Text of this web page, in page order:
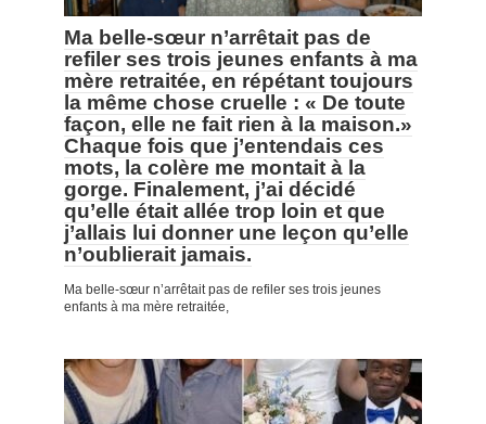
Ma belle-sœur n’arrêtait pas de
refiler ses trois jeunes enfants à ma
mère retraitée, en répétant toujours
la même chose cruelle : « De toute
façon, elle ne fait rien à la maison.»
Chaque fois que j’entendais ces
mots, la colère me montait à la
gorge. Finalement, j’ai décidé
qu’elle était allée trop loin et que
j’allais lui donner une leçon qu’elle
n’oublierait jamais.
Ma belle-sœur n’arrêtait pas de refiler ses trois jeunes
enfants à ma mère retraitée,